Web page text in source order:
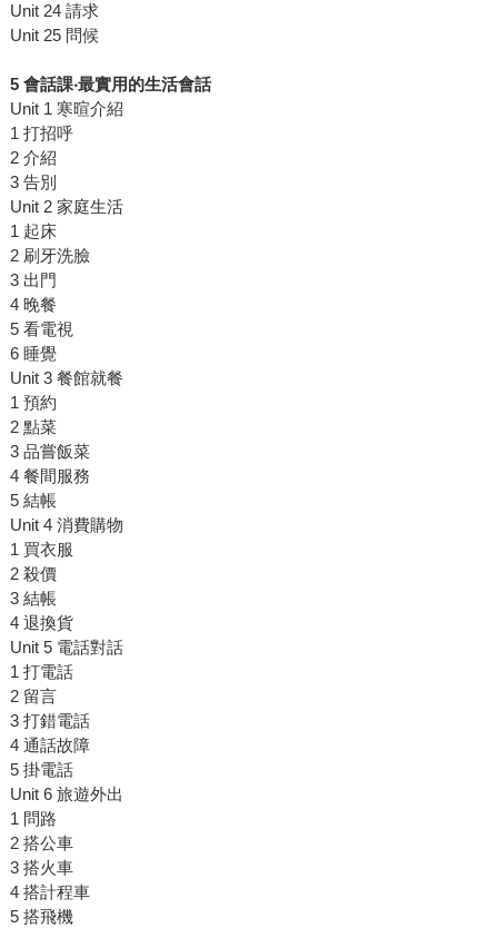
Unit 24 請求
Unit 25 問候
5 會話課‧最實用的生活會話
Unit 1 寒暄介紹
1 打招呼
2 介紹
3 告別
Unit 2 家庭生活
1 起床
2 刷牙洗臉
3 出門
4 晚餐
5 看電視
6 睡覺
Unit 3 餐館就餐
1 預約
2 點菜
3 品嘗飯菜
4 餐間服務
5 結帳
Unit 4 消費購物
1 買衣服
2 殺價
3 結帳
4 退換貨
Unit 5 電話對話
1 打電話
2 留言
3 打錯電話
4 通話故障
5 掛電話
Unit 6 旅遊外出
1 問路
2 搭公車
3 搭火車
4 搭計程車
5 搭飛機